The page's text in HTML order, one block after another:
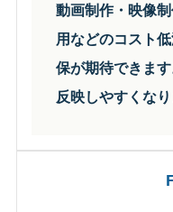
動画制作・映像
用などのコスト
保が期待できま
反映しやすくなり